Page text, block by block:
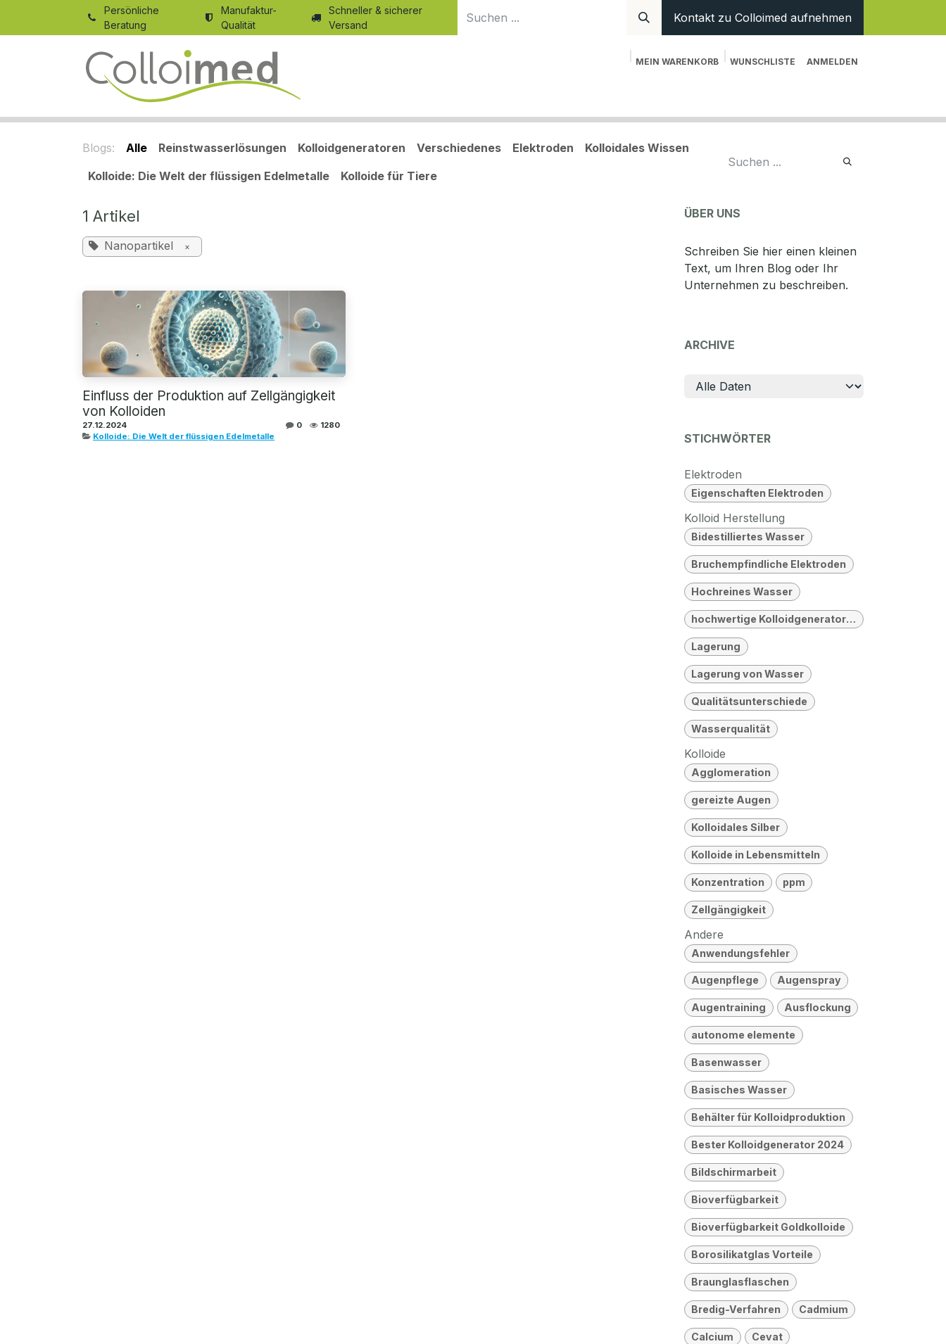
Persönliche
Beratung
Manufaktur-
Qualität
Schneller & sicherer
Versand
Kontakt zu Colloimed aufnehmen
MEIN WARENKORB WUNSCHLISTE ANMELDEN
Blogs: Alle Reinstwasserlösungen Kolloidgeneratoren Verschiedenes Elektroden
Kolloidales Wissen
Kolloide: Die Welt der flüssigen Edelmetalle
Kolloide für Tiere
1 Artikel
Nanopartikel ×
Einfluss der Produktion auf Zellgängigkeit
von Kolloiden
27.12.2024 0
1280
Kolloide: Die Welt der flüssigen Edelmetalle
ÜBER UNS
Schreiben Sie hier einen kleinen
Text, um Ihren Blog oder Ihr
Unternehmen zu beschreiben.
ARCHIVE
STICHWÖRTER
Elektroden
Eigenschaften Elektroden
Kolloid Herstellung
Bidestilliertes Wasser
Bruchempfindliche Elektroden
Hochreines Wasser
hochwertige Kolloidgeneratoren
Lagerung
Lagerung von Wasser
Qualitätsunterschiede
Wasserqualität
Kolloide
Agglomeration
gereizte Augen
Kolloidales Silber
Kolloide in Lebensmitteln
Konzentration ppm
Zellgängigkeit
Andere
Anwendungsfehler
Augenpflege Augenspray
Augentraining Ausflockung
autonome elemente
Basenwasser
Basisches Wasser
Behälter für Kolloidproduktion
Bester Kolloidgenerator 2024
Bildschirmarbeit
Bioverfügbarkeit
Bioverfügbarkeit Goldkolloide
Borosilikatglas Vorteile
Braunglasflaschen
Bredig-Verfahren Cadmium
Calcium Cevat